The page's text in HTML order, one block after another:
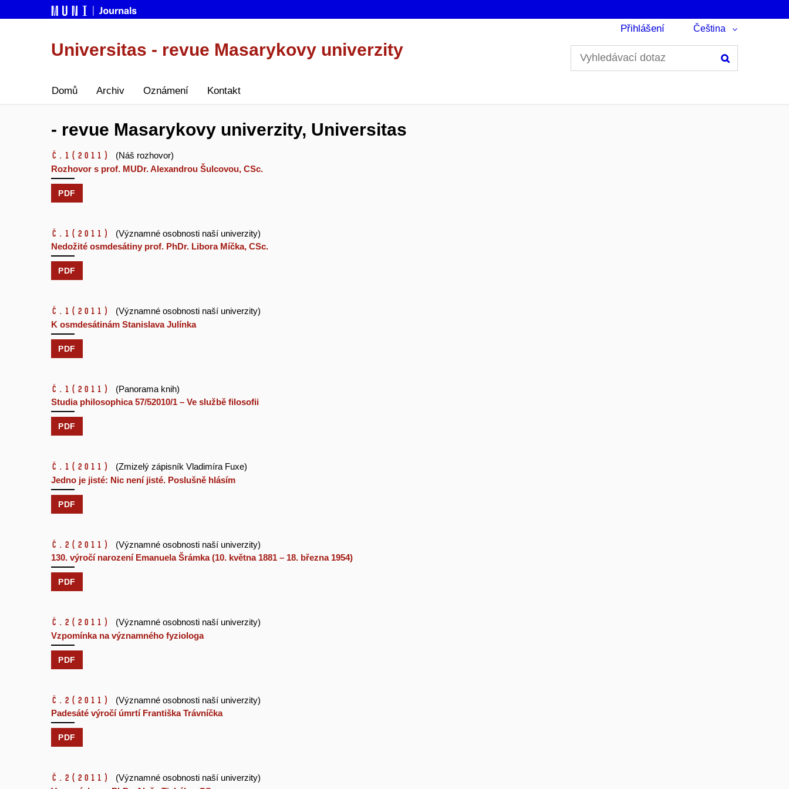
Universitas - revue Masarykovy univerzity
Přihlášení Čeština
Domů Archiv Oznámení Kontakt
- revue Masarykovy univerzity, Universitas
č.1 (2011)
(Náš rozhovor)
Rozhovor s prof. MUDr. Alexandrou Šulcovou, CSc.
PDF
č.1 (2011)
(Významné osobnosti naší univerzity)
Nedožité osmdesátiny prof. PhDr. Libora Míčka, CSc.
PDF
č.1 (2011)
(Významné osobnosti naší univerzity)
K osmdesátinám Stanislava Julínka
PDF
č.1 (2011)
(Panorama knih)
Studia philosophica 57/52010/1 – Ve službě filosofii
PDF
č.1 (2011)
(Zmizelý zápisník Vladimíra Fuxe)
Jedno je jisté: Nic není jisté. Poslušně hlásím
PDF
č.2 (2011)
(Významné osobnosti naší univerzity)
130. výročí narození Emanuela Šrámka (10. května 1881 – 18. března 1954)
PDF
č.2 (2011)
(Významné osobnosti naší univerzity)
Vzpomínka na významného fyziologa
PDF
č.2 (2011)
(Významné osobnosti naší univerzity)
Padesáté výročí úmrtí Františka Trávníčka
PDF
č.2 (2011)
(Významné osobnosti naší univerzity)